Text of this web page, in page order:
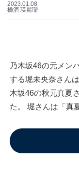
2023.01.08
橋酒 瑛麗瑠
乃木坂46の元メン
する堀未央奈さん
木坂46の秋元真夏
た。 堀さんは「真